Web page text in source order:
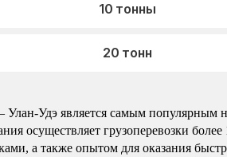
10 тонны
20 тонн
Улан-Удэ является самым популярным
осуществляет грузоперевозки
а также опытом для оказания